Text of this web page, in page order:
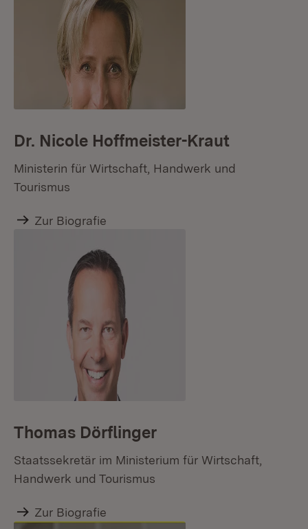
Dr. Nicole Hoffmeister-Kraut
Ministerin für Wirtschaft, Handwerk und
Tourismus
Zur Biografie
Thomas Dörflinger
Staatssekretär im Ministerium für Wirtschaft,
Handwerk und Tourismus
Zur Biografie